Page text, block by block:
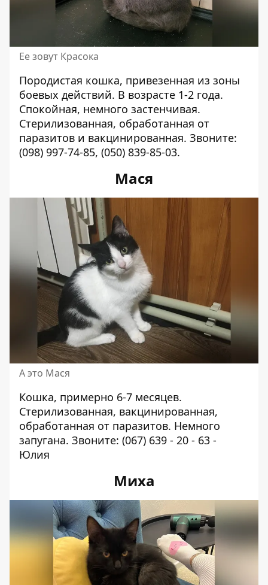
Ее зовут Красока
Породистая кошка, привезенная из зоны
боевых действий. В возрасте 1-2 года.
Спокойная, немного застенчивая.
Стерилизованная, обработанная от
паразитов и вакцинированная. Звоните:
(098) 997-74-85, (050) 839-85-03.
Мася
А это Мася
Кошка, примерно 6-7 месяцев.
Стерилизованная, вакцинированная,
обработанная от паразитов. Немного
запугана. Звоните: (067) 639 - 20 - 63 -
Юлия
Миха